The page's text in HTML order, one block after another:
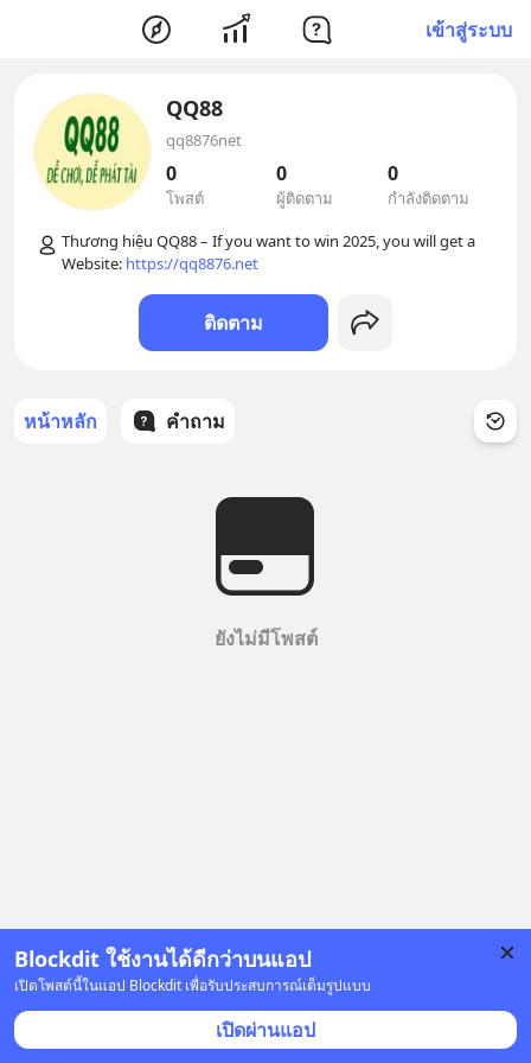
เข้าสู่ระบบ
Blockdit ใช้งานได้ดีกว่าบนแอป
เปิดโพสต์นี้ในแอป Blockdit เพื่อรับประสบการณ์เต็มรูปแบบ
เปิดผ่านแอป
QQ88
qq8876net
0
โพสต์
0
ผู้ติดตาม
0
กำลังติดตาม
Thương hiệu QQ88 – If you want to win 2025, you will get a
Website: https://qq8876.net
ติดตาม
หน้าหลัก คำถาม
ยังไม่มีโพสต์